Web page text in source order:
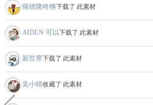
骑德隆咚锵下载了 此素材
AIDEN 可以下载了 此素材
新世界下载了 此素材
吴小晴收藏了 此素材